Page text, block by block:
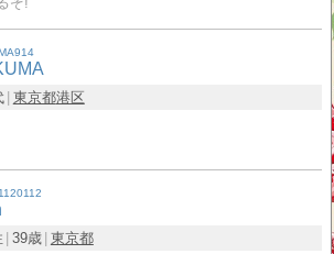
東京都港区
39歳 東京都